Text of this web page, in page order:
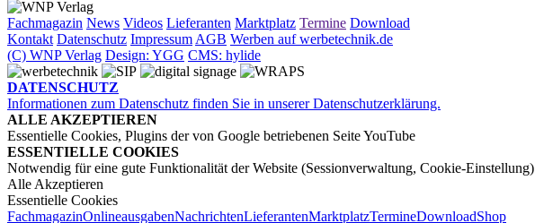
Fachmagazin News Videos Lieferanten Marktplatz Termine Download
Kontakt Datenschutz Impressum AGB Werben auf werbetechnik.de
(C) WNP Verlag Design: YGG CMS: hylide
DATENSCHUTZ
Informationen zum Datenschutz finden Sie in unserer Datenschutzerklärung.
ALLE AKZEPTIEREN
Essentielle Cookies, Plugins der von Google betriebenen Seite YouTube
ESSENTIELLE COOKIES
Notwendig für eine gute Funktionalität der Website (Sessionverwaltung, Cookie-Einstellung)
Alle Akzeptieren
Essentielle Cookies
FachmagazinOnlineausgabenNachrichtenLieferantenMarktplatzTermineDownloadShop